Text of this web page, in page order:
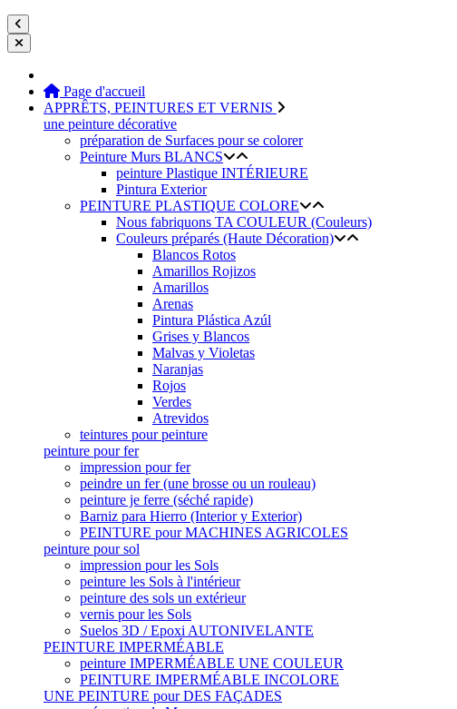
Page d'accueil
APPRÊTS, PEINTURES ET VERNIS
une peinture décorative
préparation de Surfaces pour se colorer
Peinture Murs BLANCS
peinture Plastique INTÉRIEURE
Pintura Exterior
PEINTURE PLASTIQUE COLORE
Nous fabriquons TA COULEUR (Couleurs)
Couleurs préparés (Haute Décoration)
Blancos Rotos
Amarillos Rojizos
Amarillos
Arenas
Pintura Plástica Azúl
Grises y Blancos
Malvas y Violetas
Naranjas
Rojos
Verdes
Atrevidos
teintures pour peinture
peinture pour fer
impression pour fer
peindre un fer (une brosse ou un rouleau)
peinture je ferre (séché rapide)
Barniz para Hierro (Interior y Exterior)
PEINTURE pour MACHINES AGRICOLES
peinture pour sol
impression pour les Sols
peinture les Sols à l'intérieur
peinture des sols un extérieur
vernis pour les Sols
Suelos 3D / Epoxi AUTONIVELANTE
PEINTURE IMPERMÉABLE
peinture IMPERMÉABLE UNE COULEUR
PEINTURE IMPERMÉABLE INCOLORE
UNE PEINTURE pour DES FAÇADES